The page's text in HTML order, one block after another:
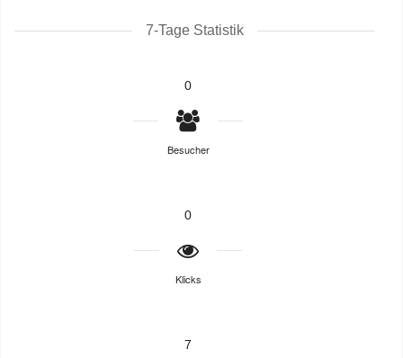
7-Tage Statistik
0
Besucher
0
Klicks
7